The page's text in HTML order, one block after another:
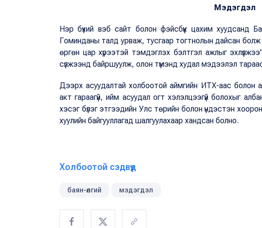
Мэдэгдэл
Нэр бүхий вэб сайт болон фэйсбүүк цахим хуудсанд
Гоминданы талд урваж, тусгаар тогтнолын дайсан болж
өргөн цар хүрээтэй тэмдэглэх бэлтгэл ажлыг
сүлжээнд байршуулж, олон түмэнд худал мэдээлэл
Дээрх асуудалтай холбоотой аймгийн ИТХ-аас болон
акт гараагүй, ийм асуудал огт хэлэлцээгүй болохыг
хэсэг бүлэг этгээдийн Улс төрийн болон үндэстэн хооронд
хуулийн байгууллагад шалгуулахаар хандсан болно.
Холбоотой сэдвүүд
баян-өлгий мэдэгдэл